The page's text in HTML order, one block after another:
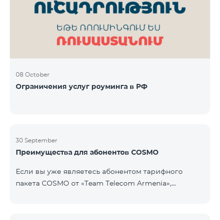
Фиксированная телефония: 180 минут на звонки
внутри фиксированной сети Team Телевизионная
08 October
Ограничения услуг роуминга в РФ
30 September
Преимущества для абонентов COSMO
Если вы уже являетесь абонентом тарифного
пакета COSMO от «Team Telecom Armenia»,